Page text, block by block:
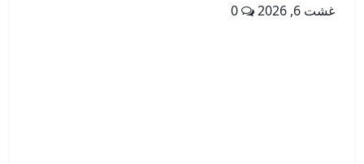
غشت 6, 2026 0